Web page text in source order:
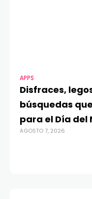
APPS
Disfraces,
búsquedas
para el Día del
AGOSTO 7, 2026